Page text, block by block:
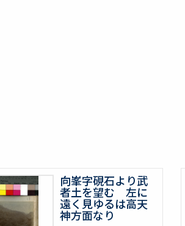
向峯字硯石より武
者土を望む 左に
遠く見ゆるは高天
神方面なり